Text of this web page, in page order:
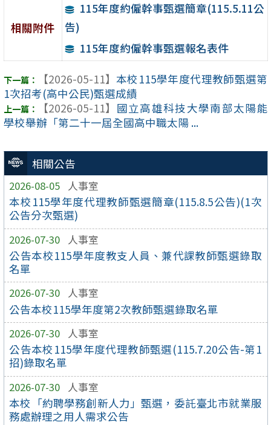
相關公告
2026-08-05 人事室
本校115學年度代理教師甄選簡章(115.8.5公告)(1次
公告分次甄選)
2026-07-30 人事室
公告本校115學年度教支人員、兼代課教師甄選錄取
名單
2026-07-30 人事室
公告本校115學年度第2次教師甄選錄取名單
2026-07-30 人事室
公告本校115學年度代理教師甄選(115.7.20公告-第1
招)錄取名單
2026-07-30 人事室
本校「約聘學務創新人力」甄選，委託臺北市就業服
務處辦理之用人需求公告
相關附件
115年度約僱幹事甄選簡章(115.5.11公
告)
115年度約僱幹事甄選報名表件
【2026-05-11】 本校115學年度代理教師甄選第
1次招考(高中公民)甄選成績
【2026-05-11】 國立高雄科技大學南部太陽能
學校舉辦「第二十一屆全國高中職太陽 ...